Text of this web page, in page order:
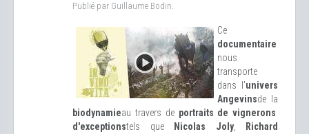
Publié par Guillaume Bodin.
Ce
documentaire
nous
transporte
dans l'univers
Angevinsde la
biodynamieau travers deportraits de vignerons
d'exceptionstels queNicolas Joly, Richard